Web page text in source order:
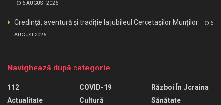
6 AUGUST 2026
Credință, aventură și tradiție la jubileul Cercetașilor Munților 6
AUGUST 2026
Navighează după categorie
112
Actualitate
COVID-19
Cultură
Război În Ucraina
Sănătate